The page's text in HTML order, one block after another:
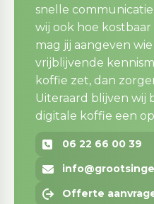
snelle
wij ook hoe kostbaar
mag jij aangeven
vrijblijvende
koffie zet, dan
Uiteraard blijven wij
digitale koffie een
06 22 66 00 39
Offerte